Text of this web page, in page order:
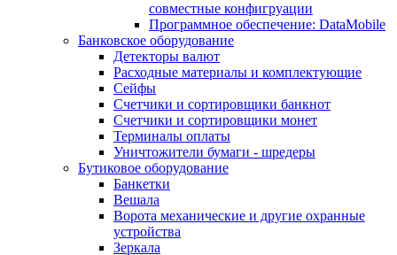
совместные конфигруации
Программное обеспечение: DataMobile
Банковское оборудование
Детекторы валют
Расходные материалы и комплектующие
Сейфы
Счетчики и сортировщики банкнот
Счетчики и сортировщики монет
Терминалы оплаты
Уничтожители бумаги - шредеры
Бутиковое оборудование
Банкетки
Вешала
Ворота механические и другие охранные
устройства
Зеркала